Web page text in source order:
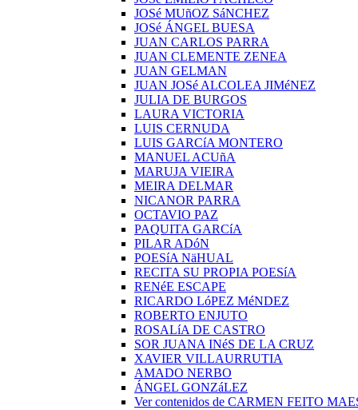
JOSé MUñOZ SáNCHEZ
JOSé ÁNGEL BUESA
JUAN CARLOS PARRA
JUAN CLEMENTE ZENEA
JUAN GELMAN
JUAN JOSé ALCOLEA JIMéNEZ
JULIA DE BURGOS
LAURA VICTORIA
LUIS CERNUDA
LUIS GARCíA MONTERO
MANUEL ACUñA
MARUJA VIEIRA
MEIRA DELMAR
NICANOR PARRA
OCTAVIO PAZ
PAQUITA GARCíA
PILAR ADóN
POESíA NäHUAL
RECITA SU PROPIA POESíA
RENéE ESCAPE
RICARDO LóPEZ MéNDEZ
ROBERTO ENJUTO
ROSALíA DE CASTRO
SOR JUANA INéS DE LA CRUZ
XAVIER VILLAURRUTIA
AMADO NERBO
ÁNGEL GONZáLEZ
Ver contenidos de CARMEN FEITO